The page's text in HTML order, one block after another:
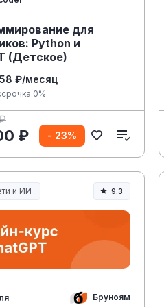
для
Python и
(Детское)
₽/месяц
0%
₽ - 23%
и ИИ
и искусственный интеллект
9.3
Бруноям